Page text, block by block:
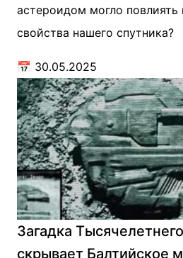
астероидом могло повлиять
свойства нашего спутника?
📅 30.05.2025
Загадка
скрывает Балтийское